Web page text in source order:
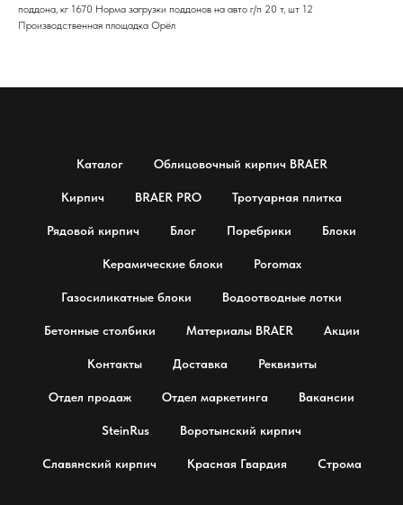
поддона, кг 1670 Норма загрузки поддонов на авто г/п 20 т, шт 12
Производственная площадка Орёл
Каталог Облицовочный кирпич BRAER
Кирпич BRAER PRO Тротуарная плитка
Рядовой кирпич Блог Поребрики Блоки
Керамические блоки Poromax
Газосиликатные блоки Водоотводные лотки
Бетонные столбики Материалы BRAER Акции
Контакты Доставка Реквизиты
Отдел продаж Отдел маркетинга Вакансии
SteinRus Воротынский кирпич
Славянский кирпич Красная Гвардия Строма